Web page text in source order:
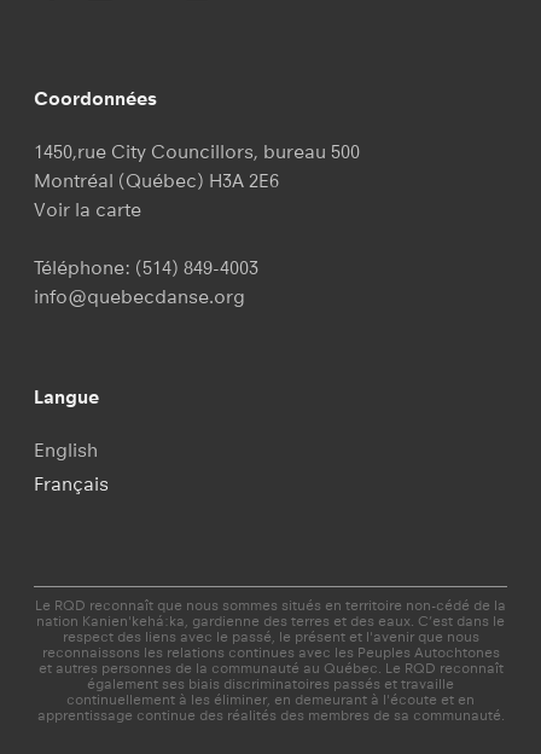
Coordonnées
1450,rue City Councillors, bureau 500
Montréal (Québec) H3A 2E6
Voir la carte
Téléphone: (514) 849-4003
info@quebecdanse.org
Langue
English
Français
Le RQD reconnaît que nous sommes situés en territoire non-cédé de la
nation Kanien'kehá:ka, gardienne des terres et des eaux. C’est dans le
respect des liens avec le passé, le présent et l'avenir que nous
reconnaissons les relations continues avec les Peuples Autochtones
et autres personnes de la communauté au Québec. Le RQD reconnaît
également ses biais discriminatoires passés et travaille
continuellement à les éliminer, en demeurant à l'écoute et en
apprentissage continue des réalités des membres de sa communauté.